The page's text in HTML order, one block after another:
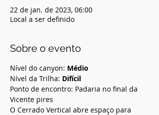
22 de jan. de 2023, 06:00
Local a ser definido
Sobre o evento
Nível do canyon: Médio
Nível da Trilha: Difícil
Ponto de encontro: Padaria no final da
Vicente pires
O Cerrado Vertical abre espaço para